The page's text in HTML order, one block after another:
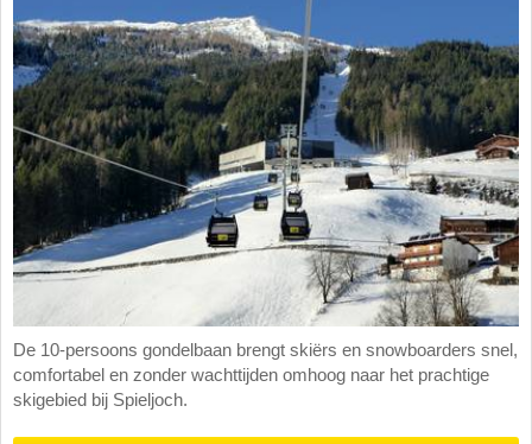
De 10-persoons gondelbaan brengt skiërs en snowboarders snel,
comfortabel en zonder wachttijden omhoog naar het prachtige
skigebied bij Spieljoch.